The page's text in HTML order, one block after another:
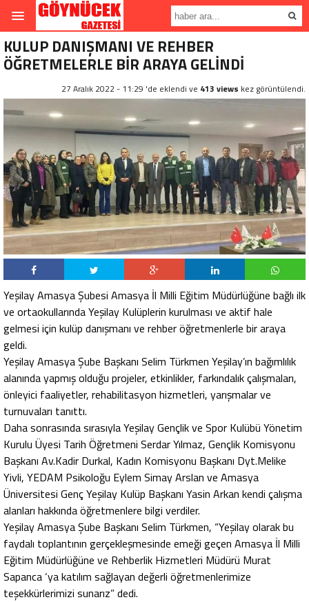
KULUP DANIŞMANI VE REHBER
ÖĞRETMELERLE BİR ARAYA GELİNDİ
27 Aralık 2022 - 11:29 'de eklendi ve 413 views kez görüntülendi.
Yeşilay Amasya Şubesi Amasya İl Milli Eğitim Müdürlüğüne bağlı ilk
ve ortaokullarında Yeşilay Kulüplerin kurulması ve aktif hale
gelmesi için kulüp danışmanı ve rehber öğretmenlerle bir araya
geldi.
Yeşilay Amasya Şube Başkanı Selim Türkmen Yeşilay’ın bağımlılık
alanında yapmış olduğu projeler, etkinlikler, farkındalık çalışmaları,
önleyici faaliyetler, rehabilitasyon hizmetleri, yarışmalar ve
turnuvaları tanıttı.
Daha sonrasında sırasıyla Yeşilay Gençlik ve Spor Kulübü Yönetim
Kurulu Üyesi Tarih Öğretmeni Serdar Yılmaz, Gençlik Komisyonu
Başkanı Av.Kadir Durkal, Kadın Komisyonu Başkanı Dyt.Melike
Yivli, YEDAM Psikoloğu Eylem Simay Arslan ve Amasya
Üniversitesi Genç Yeşilay Kulüp Başkanı Yasin Arkan kendi çalışma
alanları hakkında öğretmenlere bilgi verdiler.
Yeşilay Amasya Şube Başkanı Selim Türkmen, “Yeşilay olarak bu
faydalı toplantının gerçekleşmesinde emeği geçen Amasya İl Milli
Eğitim Müdürlüğüne ve Rehberlik Hizmetleri Müdürü Murat
Sapanca ‘ya katılım sağlayan değerli öğretmenlerimize
teşekkürlerimizi sunarız” dedi.